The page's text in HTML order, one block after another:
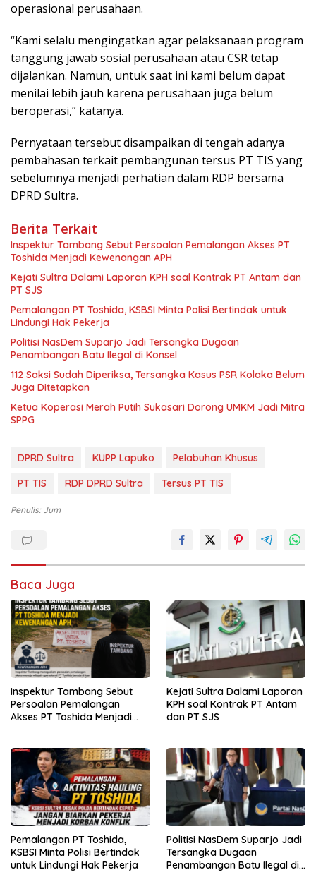
operasional perusahaan.
“Kami selalu mengingatkan agar pelaksanaan program
tanggung jawab sosial perusahaan atau CSR tetap
dijalankan. Namun, untuk saat ini kami belum dapat
menilai lebih jauh karena perusahaan juga belum
beroperasi,” katanya.
Pernyataan tersebut disampaikan di tengah adanya
pembahasan terkait pembangunan tersus PT TIS yang
sebelumnya menjadi perhatian dalam RDP bersama
DPRD Sultra.
Berita Terkait
Inspektur Tambang Sebut Persoalan Pemalangan Akses PT
Toshida Menjadi Kewenangan APH
Kejati Sultra Dalami Laporan KPH soal Kontrak PT Antam dan
PT SJS
Pemalangan PT Toshida, KSBSI Minta Polisi Bertindak untuk
Lindungi Hak Pekerja
Politisi NasDem Suparjo Jadi Tersangka Dugaan
Penambangan Batu Ilegal di Konsel
112 Saksi Sudah Diperiksa, Tersangka Kasus PSR Kolaka Belum
Juga Ditetapkan
Ketua Koperasi Merah Putih Sukasari Dorong UMKM Jadi Mitra
SPPG
DPRD Sultra KUPP Lapuko
Pelabuhan Khusus
PT TIS
RDP DPRD Sultra Tersus PT TIS
Penulis: Jum
Baca Juga
Inspektur Tambang Sebut
Persoalan Pemalangan
Akses PT Toshida Menjadi
Kejati Sultra Dalami Laporan
KPH soal Kontrak PT Antam
dan PT SJS
Pemalangan PT Toshida,
KSBSI Minta Polisi Bertindak
untuk Lindungi Hak Pekerja
Politisi NasDem Suparjo Jadi
Tersangka Dugaan
Penambangan Batu Ilegal di